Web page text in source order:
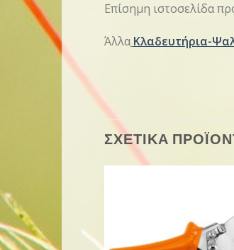
Επίσημη ιστοσελίδα
Άλλα Κλαδευτήρια-
ΣΧΕΤΙΚΑ